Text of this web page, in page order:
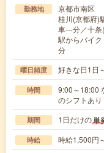
勤務地
京都市南区
桂川(京都府)
車---分／十
駅からバイ
分
曜日頻度 好きな日1日
時間
9:00～18:00
のシフトあ
期間 1日だけの単
時給 時給1,500円